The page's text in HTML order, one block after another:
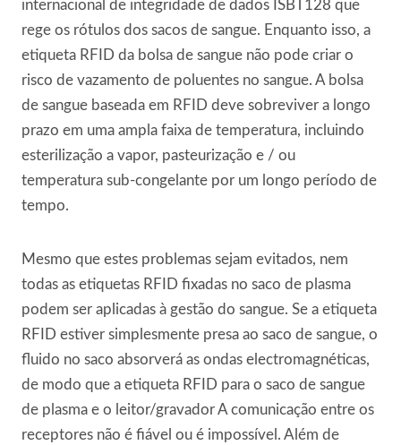
internacional de integridade de dados ISBT128 que
rege os rótulos dos sacos de sangue. Enquanto isso, a
etiqueta RFID da bolsa de sangue não pode criar o
risco de vazamento de poluentes no sangue. A bolsa
de sangue baseada em RFID deve sobreviver a longo
prazo em uma ampla faixa de temperatura, incluindo
esterilização a vapor, pasteurização e / ou
temperatura sub-congelante por um longo período de
tempo.
Mesmo que estes problemas sejam evitados, nem
todas as etiquetas RFID fixadas no saco de plasma
podem ser aplicadas à gestão do sangue. Se a etiqueta
RFID estiver simplesmente presa ao saco de sangue, o
fluido no saco absorverá as ondas electromagnéticas,
de modo que a etiqueta RFID para o saco de sangue
de plasma e o leitor/gravador A comunicação entre os
receptores não é fiável ou é impossível. Além de